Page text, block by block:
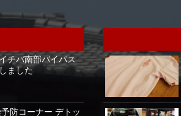
チバ南部バイパス
ました
防コーナー デトッ